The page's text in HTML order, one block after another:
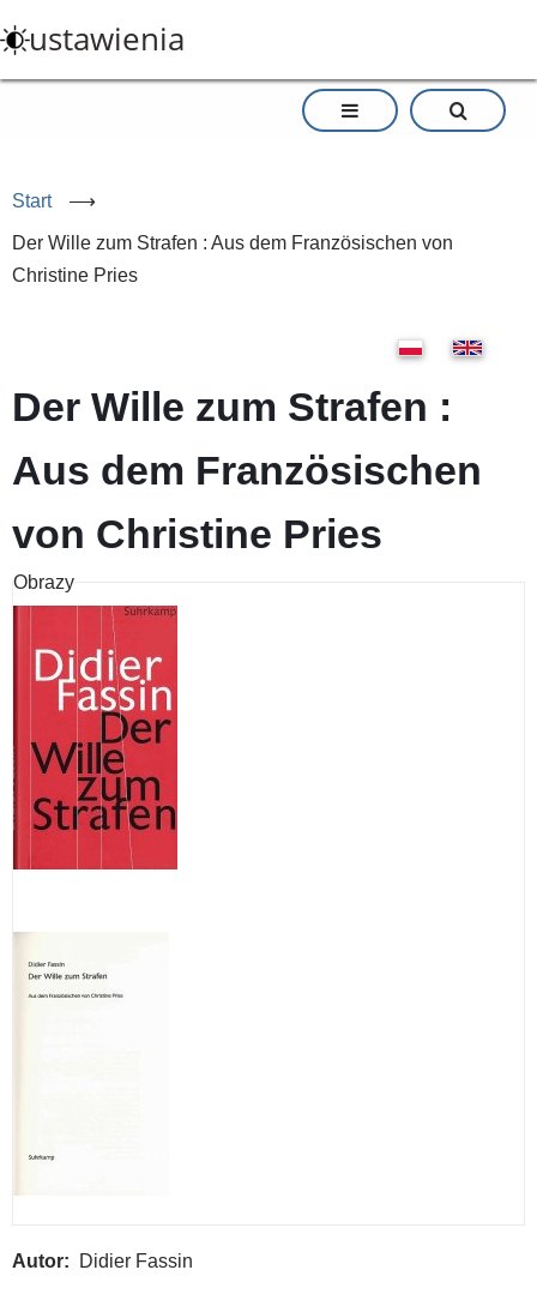
do
treści
ustawienia
Start ⟶
Der Wille zum Strafen : Aus dem Französischen von
Christine Pries
Der Wille zum Strafen :
Aus dem Französischen
von Christine Pries
Obrazy
Autor Didier Fassin